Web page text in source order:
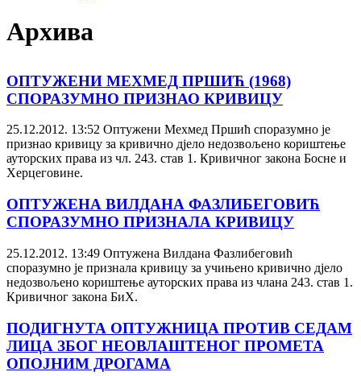
Архива
ОПТУЖЕНИ МЕХМЕД ПРШИЋ (1968)
СПОРАЗУМНО ПРИЗНАО КРИВИЦУ
25.12.2012. 13:52 Оптужени Мехмед Пршић споразумно је
признао кривицу за кривично дјело недозвољено кориштење
ауторских права из чл. 243. став 1. Кривичног закона Босне и
Херцеговине.
ОПТУЖЕНА ВИЛДАНА ФАЗЛИБЕГОВИЋ
СПОРАЗУМНО ПРИЗНАЛА КРИВИЦУ
25.12.2012. 13:49 Оптужена Вилдана Фазлибеговић
споразумно је признала кривицу за учињено кривично дјело
недозвољено кориштење ауторских права из члана 243. став 1.
Кривичног закона БиХ.
ПОДИГНУТА ОПТУЖНИЦА ПРОТИВ СЕДАМ
ЛИЦА ЗБОГ НЕОВЛАШТЕНОГ ПРОМЕТА
ОПОЈНИМ ДРОГАМА